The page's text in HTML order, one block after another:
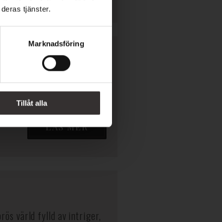
tjänster.
Marknadsföring
Tillåt alla
verkar?Mord och
LÄS MER
värld fylld av intriger,